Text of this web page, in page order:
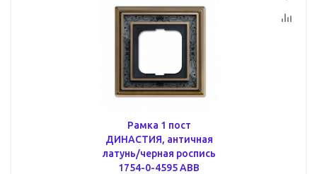
Рамка 1 пост
ДИНАСТИЯ, античная
латунь/черная роспись
1754-0-4595 ABB